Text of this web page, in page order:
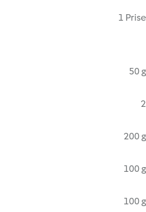
1 Prise
50 g
2
200 g
100 g
100 g